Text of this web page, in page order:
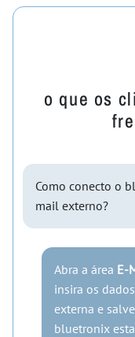
o que os
Como conecto o
mail externo?
Abra a área E-
insira os
externa e
bluetronix